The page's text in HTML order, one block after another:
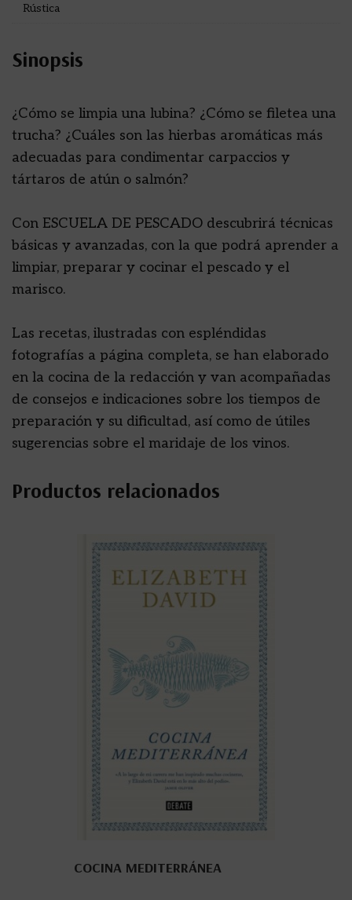
Rústica
Sinopsis
¿Cómo se limpia una lubina? ¿Cómo se filetea una
trucha? ¿Cuáles son las hierbas aromáticas más
adecuadas para condimentar carpaccios y
tártaros de atún o salmón?
Con ESCUELA DE PESCADO descubrirá técnicas
básicas y avanzadas, con la que podrá aprender a
limpiar, preparar y cocinar el pescado y el
marisco.
Las recetas, ilustradas con espléndidas
fotografías a página completa, se han elaborado
en la cocina de la redacción y van acompañadas
de consejos e indicaciones sobre los tiempos de
preparación y su dificultad, así como de útiles
sugerencias sobre el maridaje de los vinos.
Productos relacionados
COCINA MEDITERRÁNEA